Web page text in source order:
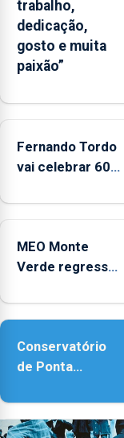
significativo”
da
CPUE
entre
e
trabalho,
dedicação,
gosto e muita
paixão”
Fernando Tordo
vai celebrar 60
no Coliseu
MEO Monte
Verde regressa
acessibilidade
Conservatório
de Ponta
contar com
novos